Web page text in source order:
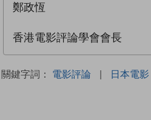
鄭政恆
香港電影評論學會會長
關鍵字詞： 電影評論 | 日本電影